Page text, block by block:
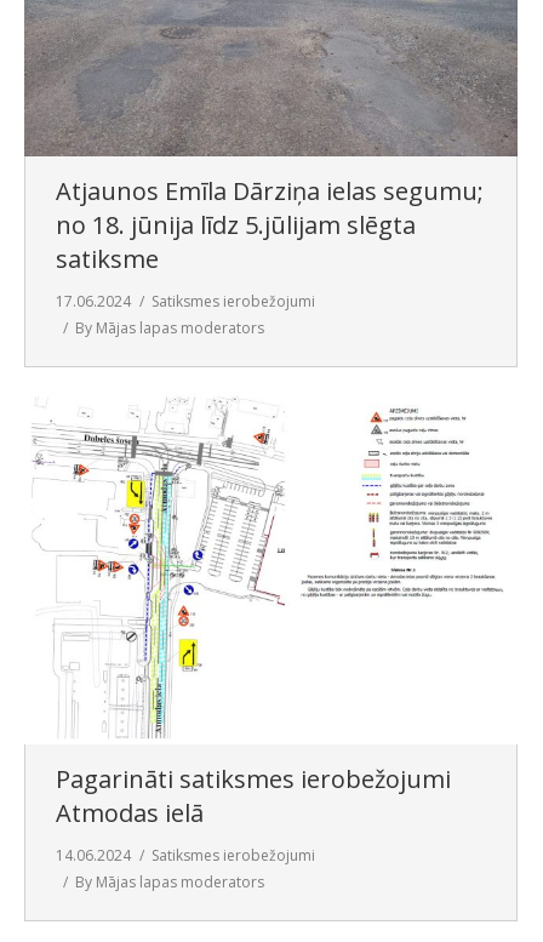
Atjaunos Emīla Dārziņa ielas segumu;
no 18. jūnija līdz 5.jūlijam slēgta
satiksme
17.06.2024
Satiksmes ierobežojumi
By Mājas lapas moderators
Pagarināti satiksmes ierobežojumi
Atmodas ielā
14.06.2024
Satiksmes ierobežojumi
By Mājas lapas moderators